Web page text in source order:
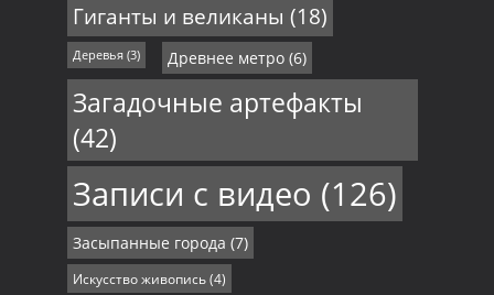
Гиганты и великаны (18)
Деревья(3) Древнее метро(6)
Загадочные артефакты
(42)
Записи с видео (126)
Засыпанные города (7)
Искусство живопись(4)